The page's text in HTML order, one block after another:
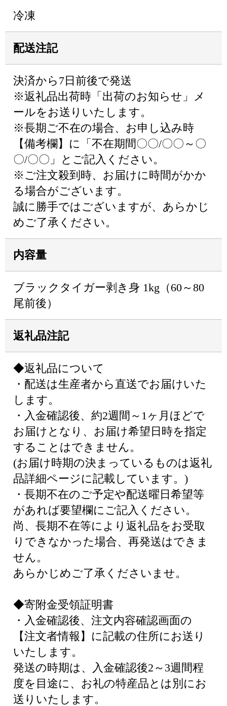
冷凍
配送注記
決済から7日前後で発送
※返礼品出荷時「出荷のお知らせ」メ
ールをお送りいたします。
※長期ご不在の場合、お申し込み時
【備考欄】に「不在期間〇〇/〇〇～〇
〇/〇〇」とご記入ください。
※ご注文殺到時、お届けに時間がかか
る場合がございます。
誠に勝手ではございますが、あらかじ
めご了承ください。
内容量
ブラックタイガー剥き身 1kg（60～80
尾前後）
返礼品注記
◆返礼品について
・配送は生産者から直送でお届けいた
します。
・入金確認後、約2週間～1ヶ月ほどで
お届けとなり、お届け希望日時を指定
することはできません。
(お届け時期の決まっているものは返礼
品詳細ページに記載しています。)
・長期不在のご予定や配送曜日希望等
があれば要望欄にご記入ください。
尚、長期不在等により返礼品をお受取
りできなかった場合、再発送はできま
せん。
あらかじめご了承くださいませ。
◆寄附金受領証明書
・入金確認後、注文内容確認画面の
【注文者情報】に記載の住所にお送り
いたします。
発送の時期は、入金確認後2～3週間程
度を目途に、お礼の特産品とは別にお
送りいたします。